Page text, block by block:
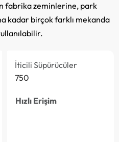
fabrika zeminlerine, park
kadar birçok farklı mekanda
İticili Süpürücüler
750
Hızlı Erişim